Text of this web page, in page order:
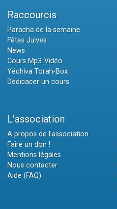
Raccourcis
Paracha de la semaine
Fêtes Juives
News
Cours Mp3-Vidéo
Yéchiva Torah-Box
Dédicacer un cours
L'association
A propos de l'association
Faire un don !
Mentions légales
Nous contacter
Aide (FAQ)